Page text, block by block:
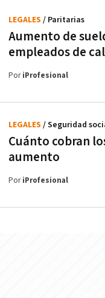
Aumento de
empleados de
LEGALES / Paritarias
PoriProfesional
Cuánto cobran
aumento
LEGALES / Seguridad
PoriProfesional